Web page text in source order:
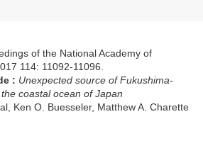
of the National Academy of
114: 11092-11096.
: Unexpected source of Fukushima-
coastal ocean of Japan
Ken O. Buesseler, Matthew A. Charette